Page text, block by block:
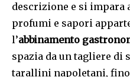
descrizione e si impara
profumi e sapori
l’abbinamento
spazia da un tagliere di
tarallini napoletani,